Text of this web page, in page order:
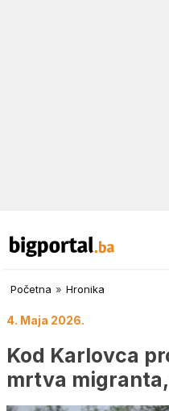
Početna » Hronika
4. Maja 2026.
Kod Karlovca
mrtva